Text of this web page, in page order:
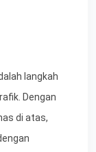
langkah
Dengan
di atas,